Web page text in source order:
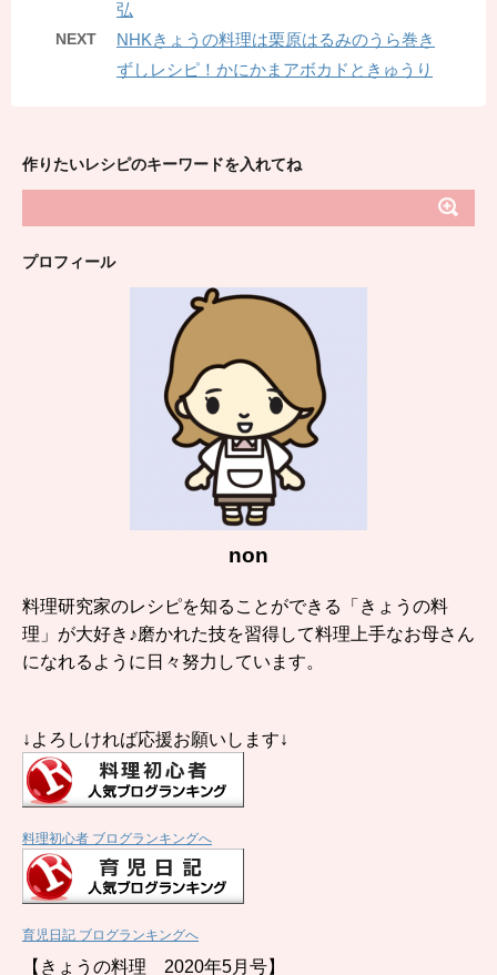
弘
NEXT
NHKきょうの料理は栗原はるみのうら巻き
ずしレシピ！かにかまアボカドときゅうり
作りたいレシピのキーワードを入れてね
プロフィール
non
料理研究家のレシピを知ることができる「きょうの料
理」が大好き♪磨かれた技を習得して料理上手なお母さん
になれるように日々努力しています。
↓よろしければ応援お願いします↓
料理初心者 ブログランキングへ
育児日記 ブログランキングへ
【きょうの料理 2020年5月号】